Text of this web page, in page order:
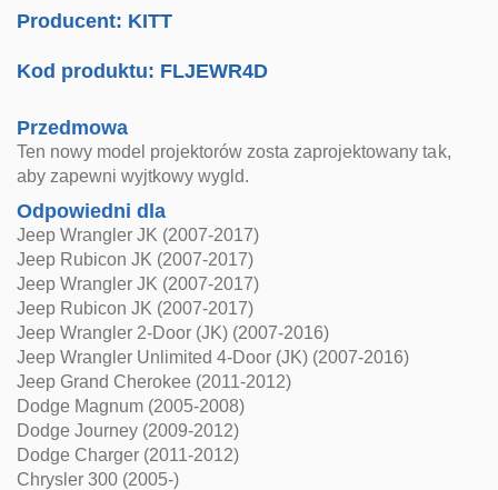
Producent: KITT
Kod produktu: FLJEWR4D
Przedmowa
Ten nowy model projektorów zosta zaprojektowany tak,
aby zapewni wyjtkowy wygld.
Odpowiedni dla
Jeep Wrangler JK (2007-2017)
Jeep Rubicon JK (2007-2017)
Jeep Wrangler JK (2007-2017)
Jeep Rubicon JK (2007-2017)
Jeep Wrangler 2-Door (JK) (2007-2016)
Jeep Wrangler Unlimited 4-Door (JK) (2007-2016)
Jeep Grand Cherokee (2011-2012)
Dodge Magnum (2005-2008)
Dodge Journey (2009-2012)
Dodge Charger (2011-2012)
Chrysler 300 (2005-)